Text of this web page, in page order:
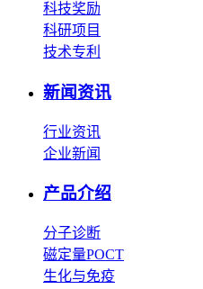
科技奖励
科研项目
技术专利
新闻资讯
行业资讯
企业新闻
产品介绍
分子诊断
磁定量POCT
生化与免疫